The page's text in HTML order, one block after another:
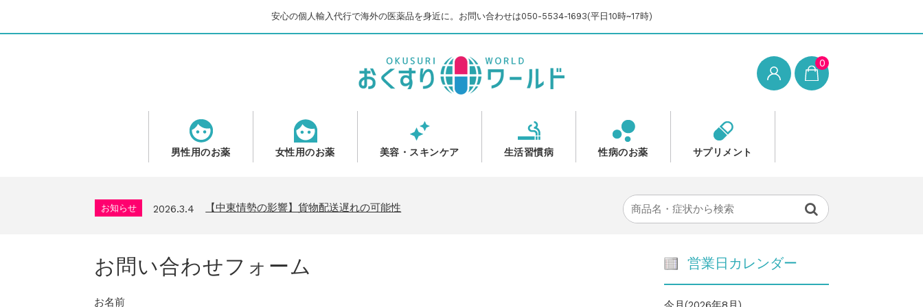
安心の個人輸入代行で海外の医薬品を身近に。お問い合わせは050-5534-1693(平日10時~17時)
0
男性用のお薬 女性用のお薬 美容・スキンケア 生活習慣病 性病のお薬 サプリメント
お知らせ 2026.3.4 【中東情勢の影響】貨物配送遅れの可能性
お知らせ 2025.8.24 問い合わせ停止期間のご案内
お知らせ
お問い合わせフォーム
お名前
営業日カレンダー